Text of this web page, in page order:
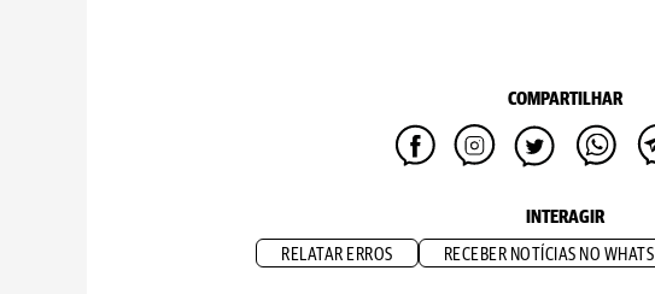
COMPARTILHAR
INTERAGIR
RELATAR ERROS RECEBER NOTÍCIAS NO WHATS